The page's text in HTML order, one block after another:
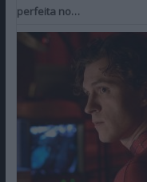
perfeita no…